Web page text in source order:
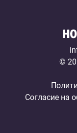
©
Согласие на